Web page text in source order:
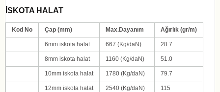
İSKOTA HALAT
Kod No Çap (mm) Max.Dayanım Ağırlık (gr/m)
6mm iskota halat 667 (Kg/daN) 28.7
8mm iskota halat 1160 (Kg/daN) 51.0
10mm iskota halat 1780 (Kg/daN) 79.7
12mm iskota halat 2540 (Kg/daN) 115